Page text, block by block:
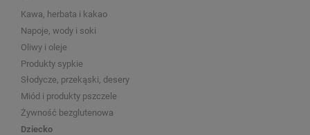
Kawa, herbata i kakao
Napoje, wody i soki
Oliwy i oleje
Produkty sypkie
Słodycze, przekąski, desery
Miód i produkty pszczele
Żywność bezglutenowa
Dziecko